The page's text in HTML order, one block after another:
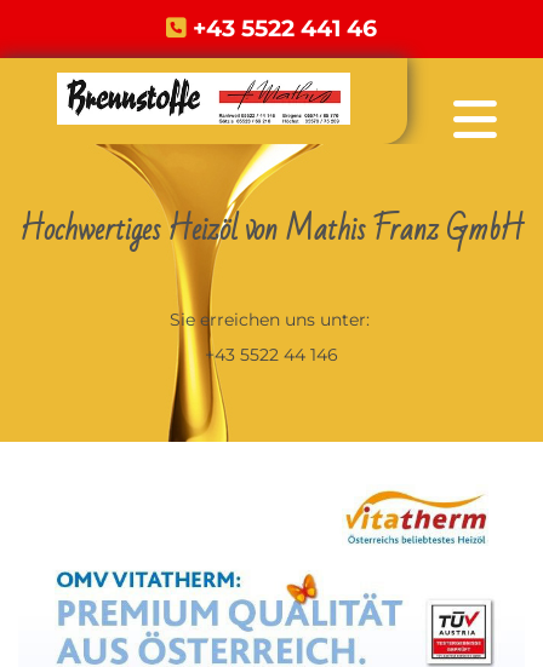
 +43 5522 441 46
Hochwertiges Heizöl von Mathis Franz GmbH
Sie erreichen uns unter:
+43 5522 44 146